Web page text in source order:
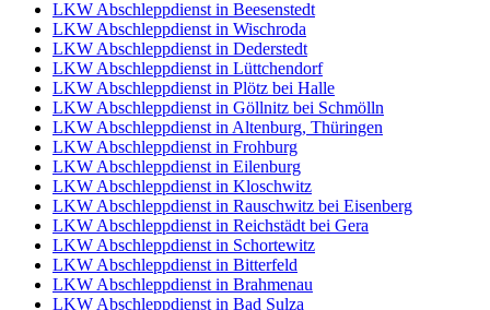
LKW Abschleppdienst in Beesenstedt
LKW Abschleppdienst in Wischroda
LKW Abschleppdienst in Dederstedt
LKW Abschleppdienst in Lüttchendorf
LKW Abschleppdienst in Plötz bei Halle
LKW Abschleppdienst in Göllnitz bei Schmölln
LKW Abschleppdienst in Altenburg, Thüringen
LKW Abschleppdienst in Frohburg
LKW Abschleppdienst in Eilenburg
LKW Abschleppdienst in Kloschwitz
LKW Abschleppdienst in Rauschwitz bei Eisenberg
LKW Abschleppdienst in Reichstädt bei Gera
LKW Abschleppdienst in Schortewitz
LKW Abschleppdienst in Bitterfeld
LKW Abschleppdienst in Brahmenau
LKW Abschleppdienst in Bad Sulza